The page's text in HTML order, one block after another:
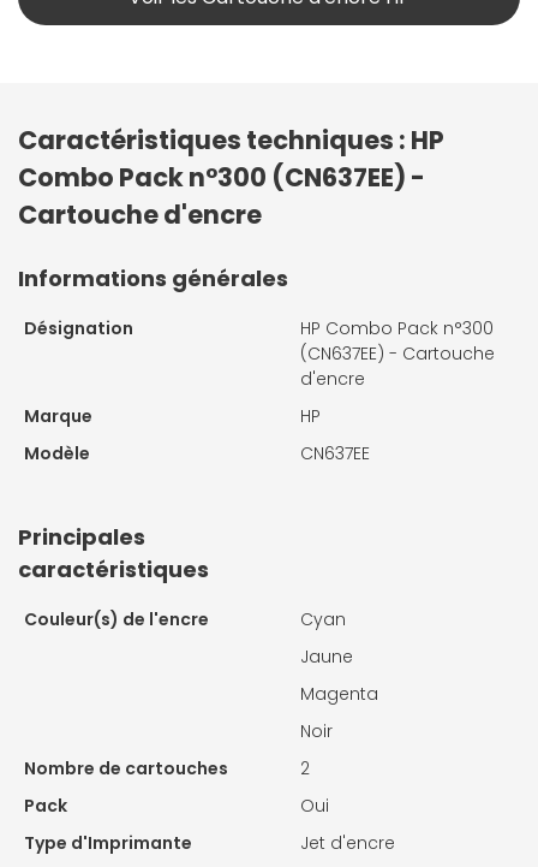
Caractéristiques techniques : HP
Combo Pack n°300 (CN637EE) -
Cartouche d'encre
Informations générales
Désignation
HP Combo Pack n°300
(CN637EE) - Cartouche
d'encre
Marque
HP
Modèle
CN637EE
Principales
caractéristiques
Couleur(s) de l'encre
Cyan
Jaune
Magenta
Noir
Nombre de cartouches
2
Pack
Oui
Type d'Imprimante
Jet d'encre